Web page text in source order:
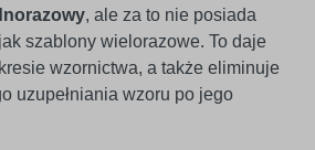
, ale za to nie posiada
szablony wielorazowe. To daje
wzornictwa, a także eliminuje
uzupełniania wzoru po jego